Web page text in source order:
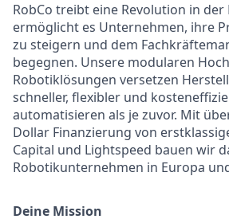
RobCo treibt eine Revolution in
ermöglicht es Unternehmen, ihre
zu steigern und dem
begegnen. Unsere modularen
Robotiklösungen versetzen
schneller, flexibler und
automatisieren als je zuvor. Mit
Dollar Finanzierung von
Capital und Lightspeed bauen wir
Robotikunternehmen in Europa
Deine Mission